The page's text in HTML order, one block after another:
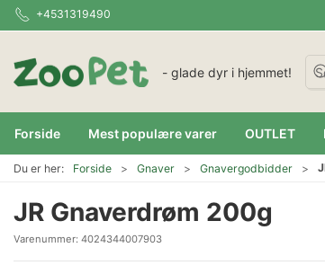
+4531319490
- glade dyr i hjemmet!
Forside Mest populære varer OUTLET
Du er her: Forside Gnaver Gnavergodbidder
JR Gnaverdrøm 200g
Varenummer: 4024344007903